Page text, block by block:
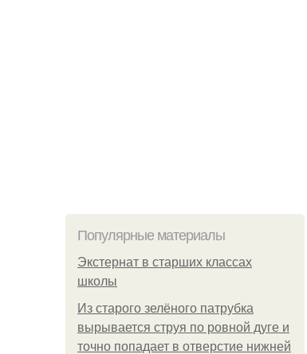
Популярные материалы
Экстернат в старших классах
школы
Из старого зелёного патрубка
вырывается струя по ровной дуге и
точно попадает в отверстие нижней